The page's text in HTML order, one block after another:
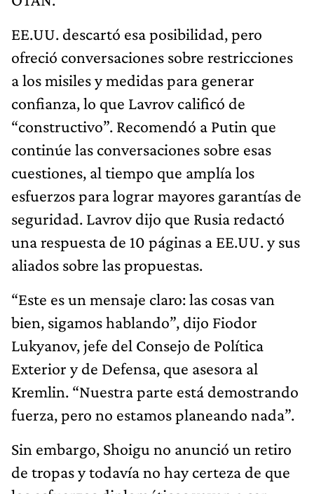
EE.UU. descartó esa posibilidad, pero
ofreció conversaciones sobre restricciones
a los misiles y medidas para generar
confianza, lo que Lavrov calificó de
“constructivo”. Recomendó a Putin que
continúe las conversaciones sobre esas
cuestiones, al tiempo que amplía los
esfuerzos para lograr mayores garantías de
seguridad. Lavrov dijo que Rusia redactó
una respuesta de 10 páginas a EE.UU. y sus
aliados sobre las propuestas.
“Este es un mensaje claro: las cosas van
bien, sigamos hablando”, dijo Fiodor
Lukyanov, jefe del Consejo de Política
Exterior y de Defensa, que asesora al
Kremlin. “Nuestra parte está demostrando
fuerza, pero no estamos planeando nada”.
Sin embargo, Shoigu no anunció un retiro
de tropas y todavía no hay certeza de que